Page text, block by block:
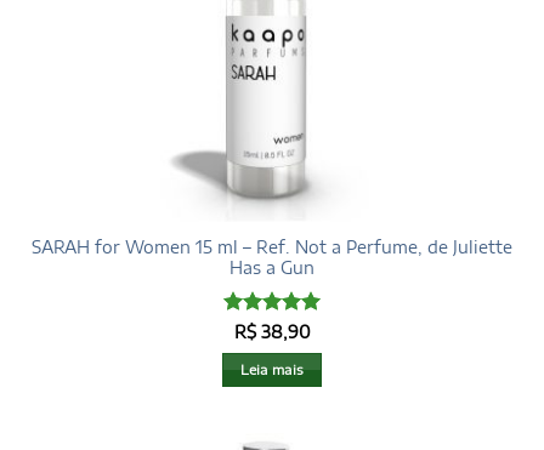
SARAH for Women 15 ml – Ref. Not a Perfume, de Juliette
Has a Gun
Avaliação5
de 5
R$38,90
Leia mais